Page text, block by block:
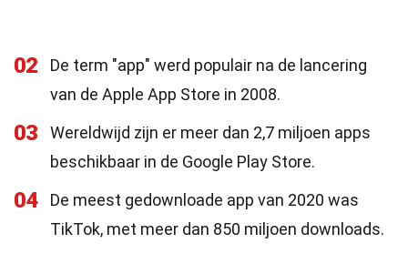
02
De term "app" werd populair na de lancering
van de Apple App Store in 2008.
03
Wereldwijd zijn er meer dan 2,7 miljoen apps
beschikbaar in de Google Play Store.
04
De meest gedownloade app van 2020 was
TikTok, met meer dan 850 miljoen downloads.